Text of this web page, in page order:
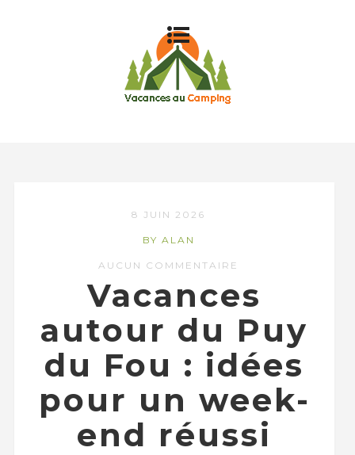
8 JUIN 2026
BY ALAN
AUCUN COMMENTAIRE
Vacances
autour du Puy
du Fou : idées
pour un week-
end réussi